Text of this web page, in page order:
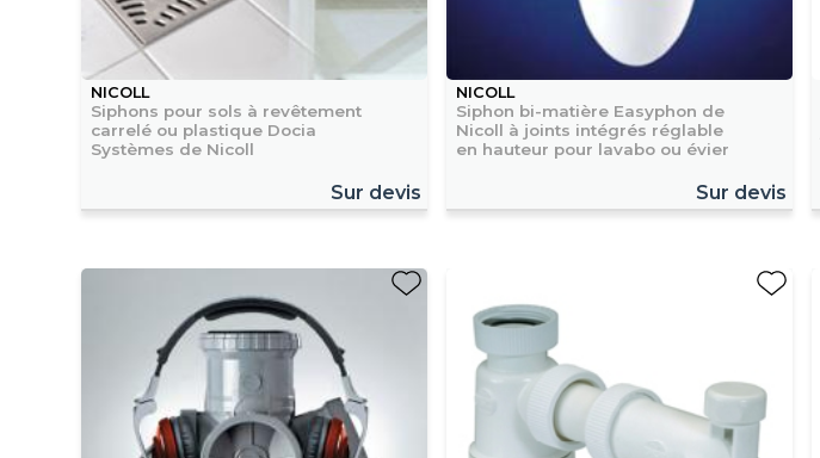
NICOLL
Siphons pour sols à revêtement
carrelé ou plastique Docia
Systèmes de Nicoll
Sur devis
NICOLL
Siphon bi-matière Easyphon de
Nicoll à joints intégrés réglable
en hauteur pour lavabo ou évier
Sur devis